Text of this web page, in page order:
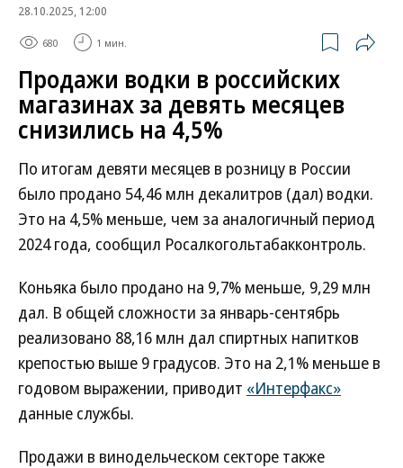
28.10.2025, 12:00
680 1 мин.
Продажи водки в российских
магазинах за девять месяцев
снизились на 4,5%
По итогам девяти месяцев в розницу в России
было продано 54,46 млн декалитров (дал) водки.
Это на 4,5% меньше, чем за аналогичный период
2024 года, сообщил Росалкогольтабакконтроль.
Коньяка было продано на 9,7% меньше, 9,29 млн
дал. В общей сложности за январь-сентябрь
реализовано 88,16 млн дал спиртных напитков
крепостью выше 9 градусов. Это на 2,1% меньше в
годовом выражении, приводит «Интерфакс»
данные службы.
Продажи в винодельческом секторе также